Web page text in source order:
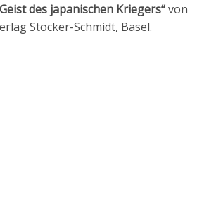
des japanischen Kriegers“von
Stocker-Schmidt, Basel.